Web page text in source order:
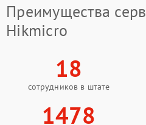
Преимущества
Hikmicro
18
сотрудников в штате
1478